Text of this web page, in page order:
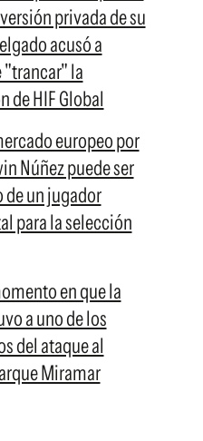
privada de su
acusó a
"trancar" la
de HIF Global
europeo por
Núñez puede ser
un jugador
para la selección
en que la
a uno de los
del ataque al
Miramar